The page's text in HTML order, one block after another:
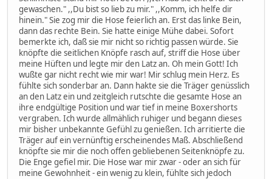
gewaschen." ,,Du bist so lieb zu mir." ,,Komm, ich helfe dir
hinein." Sie zog mir die Hose feierlich an. Erst das linke Bein,
dann das rechte Bein. Sie hatte einige Mühe dabei. Sofort
bemerkte ich, daß sie mir nicht so richtig passen würde. Sie
knöpfte die seitlichen Knöpfe rasch auf, striff die Hose über
meine Hüften und legte mir den Latz an. Oh mein Gott! Ich
wußte gar nicht recht wie mir war! Mir schlug mein Herz. Es
fühlte sich sonderbar an. Dann hakte sie die Träger genüsslich
an den Latz ein und zeitgleich rutschte die gesamte Hose an
ihre endgültige Position und war tief in meine Boxershorts
vergraben. Ich wurde allmählich ruhiger und begann dieses
mir bisher unbekannte Gefühl zu genießen. Ich arritierte die
Träger auf ein vernünftig erscheinendes Maß. Abschließend
knöpfte sie mir die noch offen gebliebenen Seitenknöpfe zu.
Die Enge gefiel mir. Die Hose war mir zwar - oder an sich für
meine Gewohnheit - ein wenig zu klein, fühlte sich jedoch